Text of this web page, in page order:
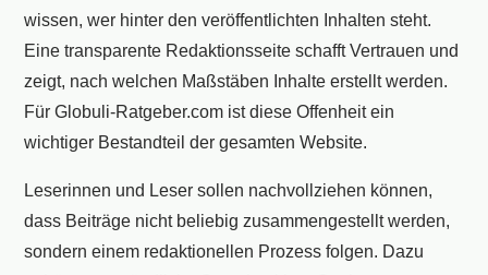
wissen, wer hinter den veröffentlichten Inhalten steht.
Eine transparente Redaktionsseite schafft Vertrauen und
zeigt, nach welchen Maßstäben Inhalte erstellt werden.
Für Globuli-Ratgeber.com ist diese Offenheit ein
wichtiger Bestandteil der gesamten Website.
Leserinnen und Leser sollen nachvollziehen können,
dass Beiträge nicht beliebig zusammengestellt werden,
sondern einem redaktionellen Prozess folgen. Dazu